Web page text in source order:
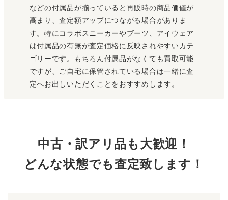
などの付属品が揃っていると再販時の商品価値が
高まり、査定額アップにつながる場合がありま
す。特にコラボスニーカーやブーツ、アイウェア
は付属品の有無が査定価格に反映されやすいカテ
ゴリーです。もちろん付属品がなくても買取可能
ですが、ご自宅に保管されている場合は一緒に査
定へお出しいただくことをおすすめします。
中古・訳アリ品も大歓迎！
どんな状態でも査定致します！